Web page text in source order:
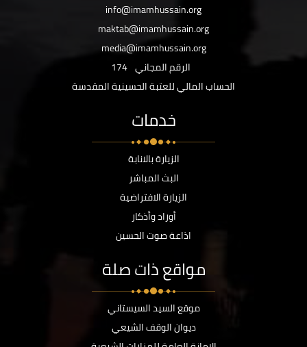
info@imamhussain.org
maktab@imamhussain.org
media@imamhussain.org
الرقم المجاني 174
الحساب المالي للعتبة الحسينية المقدسة
خدمات
الزيارة بالانابة
البث المباشر
الزيارة الافتراضية
أوراد وأذكار
اذاعة صوت الحسين
مواقع ذات صلة
موقع السيد السيستاني
ديوان الوقف الشيعي